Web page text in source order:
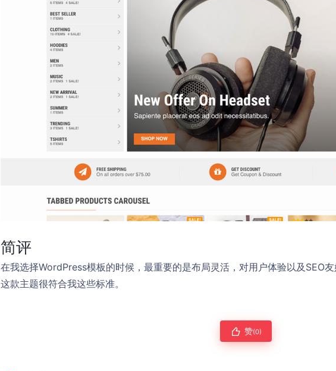
简评
在我选择WordPress模板的时候，最重要的是布局灵活，对用户体验以及SEO友
这款主题很符合我这些标准。
赞(0)